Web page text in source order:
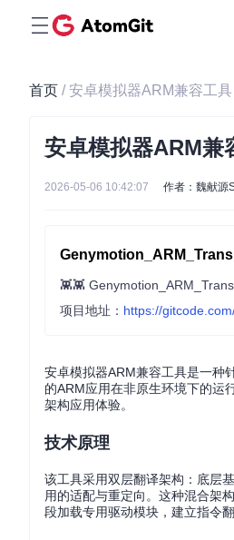
首页 / 安卓模拟器ARM兼容工
安卓模拟器ARM兼
2026-05-06 10:42:07 作者：魏献源
👾👾
项目地址： https://
安卓模拟器ARM兼容工具是一种
的ARM应用在非原生环境下的运
架构应用体验。
技术原理
该工具采用双层翻译架构：底层
用的适配与重定向。这种混合架
段加载专用驱动模块，建立指令